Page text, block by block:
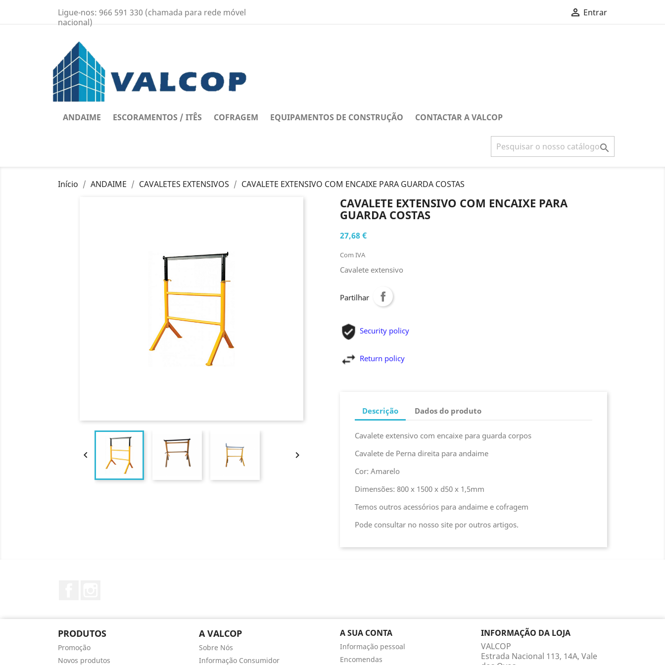
Ligue-nos: 966 591 330 (chamada para rede móvel
nacional)
 Entrar
ANDAIME ESCORAMENTOS / ITÊS COFRAGEM EQUIPAMENTOS DE CONSTRUÇÃO CONTACTAR A VALCOP

Início ANDAIME CAVALETES EXTENSIVOS CAVALETE EXTENSIVO COM ENCAIXE PARA GUARDA COSTAS
 
CAVALETE EXTENSIVO COM ENCAIXE PARA
GUARDA COSTAS
27,68 €
Com IVA
Cavalete extensivo
Partilhar
Security policy
Return policy
Descrição Dados do produto
Cavalete extensivo com encaixe para guarda corpos
Cavalete de Perna direita para andaime
Cor: Amarelo
Dimensões: 800 x 1500 x d50 x 1,5mm
Temos outros acessórios para andaime e cofragem
Pode consultar no nosso site por outros artigos.
PRODUTOS
Promoção
Novos produtos
A VALCOP
Sobre Nós
Informação Consumidor
A SUA CONTA
Informação pessoal
Encomendas
INFORMAÇÃO DA LOJA
VALCOP
Estrada Nacional 113, 14A, Vale